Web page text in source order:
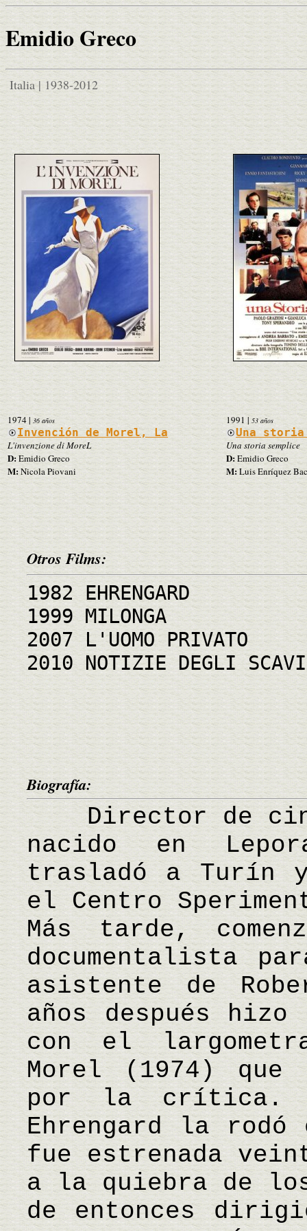
Emidio Greco
Italia | 1938-2012
1974| 36 años
Invención de Morel, La
L'invenzione di MoreL
D:Emidio Greco
M:Nicola Piovani
1991 | 53 años
Una storia
Una storia semplice
D:Emidio Greco
M:Luis Enríquez
Otros Films:
1982 EHRENGARD
1999 MILONGA
2007 L'UOMO PRIVATO
2010 NOTIZIE DEGLI SCAVI
Biografía:
Director de
nacido en
trasladó a Turín
el Centro
Más tarde,
documentalista
asistente de
años después
con el
Morel (1974)
por la crítica.
Ehrengard la rodó
fue estrenada
a la quiebra de
de entonces